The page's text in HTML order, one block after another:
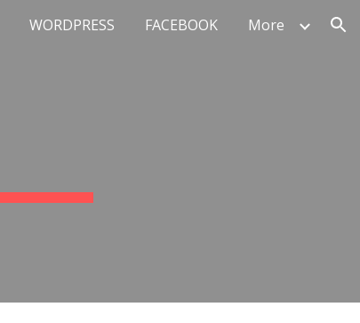
WORDPRESS FACEBOOK More